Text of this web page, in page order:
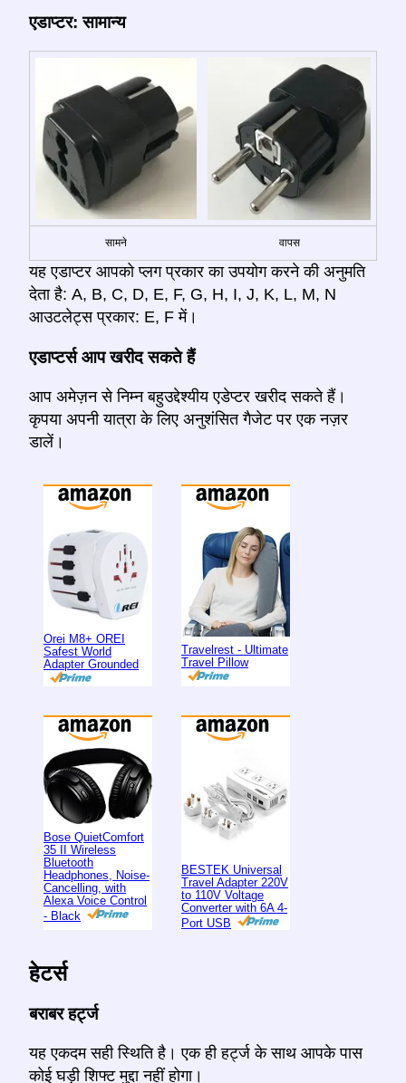
एडाप्टर: सामान्य
सामने वापस
यह एडाप्टर आपको प्लग प्रकार का उपयोग करने की अनुमति
देता है: A, B, C, D, E, F, G, H, I, J, K, L, M, N
आउटलेट्स प्रकार: E, F में।
एडाप्टर्स आप खरीद सकते हैं
आप अमेज़न से निम्न बहुउद्देश्यीय एडेप्टर खरीद सकते हैं।
कृपया अपनी यात्रा के लिए अनुशंसित गैजेट पर एक नज़र
डालें।
Orei M8+ OREI
Safest World
Adapter Grounded
Travelrest - Ultimate
Travel Pillow
Bose QuietComfort
35 II Wireless
Bluetooth
Headphones, Noise-
Cancelling, with
Alexa Voice Control
- Black
BESTEK Universal
Travel Adapter 220V
to 110V Voltage
Converter with 6A 4-
Port USB
हेटर्स
बराबर हर्ट्ज
यह एकदम सही स्थिति है। एक ही हर्ट्ज के साथ आपके पास
कोई घड़ी शिफ्ट मुद्दा नहीं होगा।